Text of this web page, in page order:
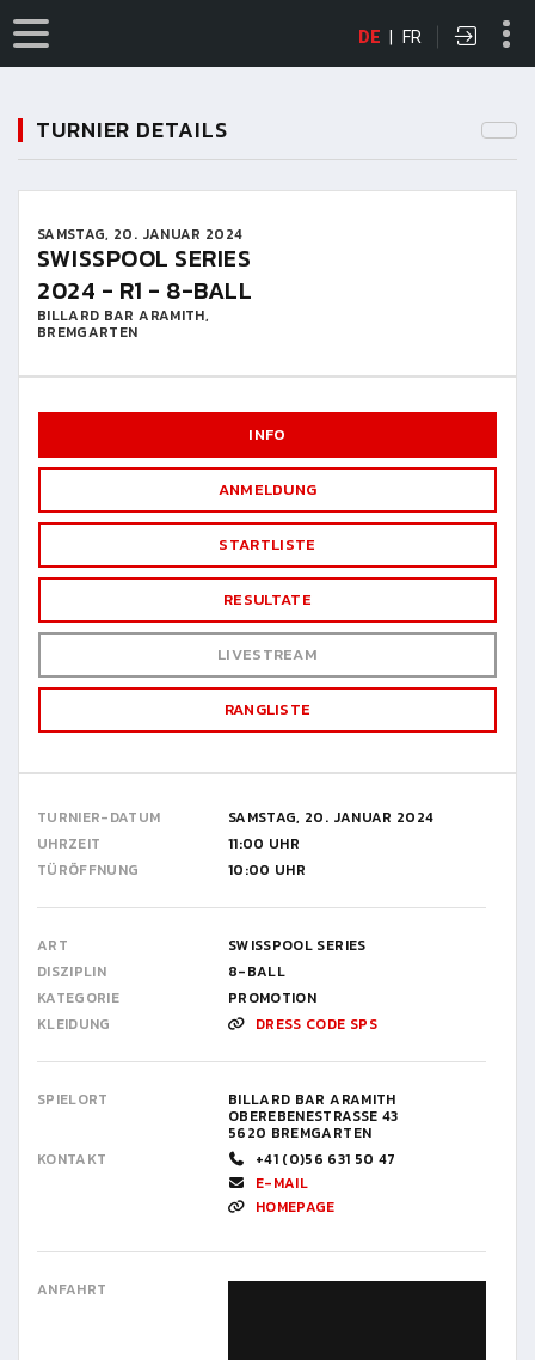
DE | FR
TURNIER DETAILS
SAMSTAG, 20. JANUAR 2024
SWISSPOOL SERIES
2024 - R1 - 8-BALL
BILLARD BAR ARAMITH,
BREMGARTEN
INFO
ANMELDUNG
STARTLISTE
RESULTATE
LIVESTREAM
RANGLISTE
TURNIER-DATUM
SAMSTAG, 20. JANUAR 2024
UHRZEIT
11:00 UHR
TÜRÖFFNUNG
10:00 UHR
ART
SWISSPOOL SERIES
DISZIPLIN
8-BALL
KATEGORIE
PROMOTION
KLEIDUNG
DRESS CODE SPS
SPIELORT BILLARD BAR ARAMITH
OBEREBENESTRASSE 43
5620 BREMGARTEN
KONTAKT
+41 (0)56 631 50 47
E-MAIL
HOMEPAGE
ANFAHRT